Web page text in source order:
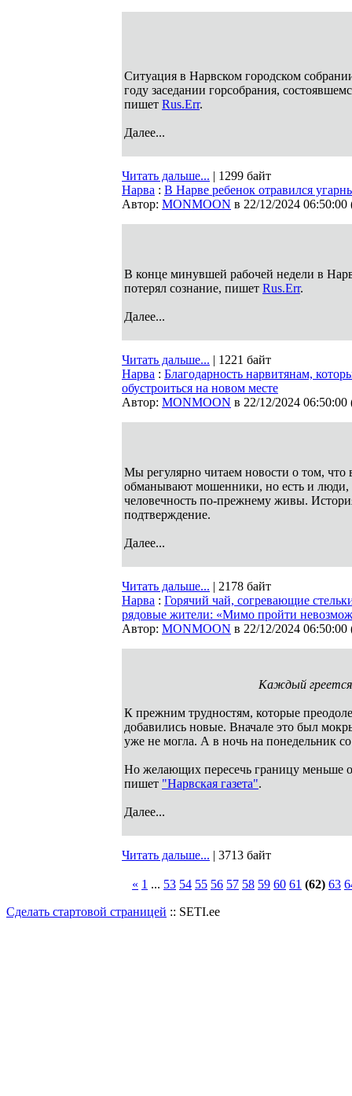
Ситуация в Нарвском городском
году заседании горсобрания,
пишет Rus.Err.
Далее...
Читать дальше... | 1299 байт
Нарва : В Нарве ребенок отравился
Автор: MONMOON в 22/12/2024 06:50:00
В конце минувшей рабочей недели в
потерял сознание, пишет Rus.Err.
Далее...
Читать дальше... | 1221 байт
Нарва : Благодарность нарвитянам,
обустроиться на новом месте
Автор: MONMOON в 22/12/2024 06:50:00
Мы регулярно читаем новости о том, что
обманывают мошенники, но есть и люди,
человечность по-прежнему живы.
подтверждение.
Далее...
Читать дальше... | 2178 байт
Нарва : Горячий чай, согревающие
рядовые жители: «Мимо пройти
Автор: MONMOON в 22/12/2024 06:50:00
Каждый
К прежним трудностям, которые
добавились новые. Вначале это был
уже не могла. А в ночь на понедельник
Но желающих пересечь границу меньше
пишет "Нарвская газета".
Далее...
Читать дальше... | 3713 байт
« 1 ... 53 54 55 56 57 58 59 60 61 (62) 63
Сделать стартовой страницей :: SETI.ee